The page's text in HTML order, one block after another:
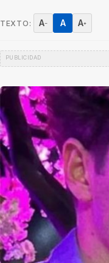
TEXTO: A− A A+